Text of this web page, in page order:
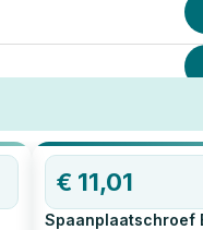
€ 11,01
Spaanplaatschroef